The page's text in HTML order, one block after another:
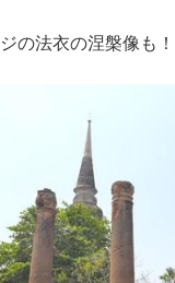
の法衣の涅槃像も！